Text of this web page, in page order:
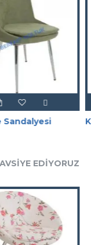
Sandalyesi
EDIYORUZ